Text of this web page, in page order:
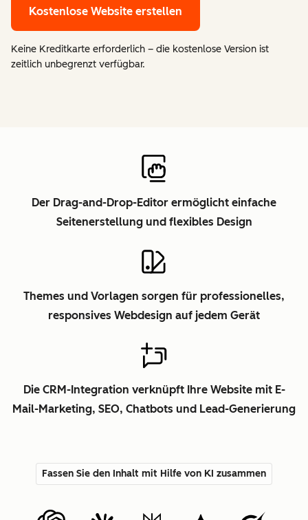
Kostenlose Website erstellen
Keine Kreditkarte erforderlich – die kostenlose Version ist
zeitlich unbegrenzt verfügbar.
Der Drag-and-Drop-Editor ermöglicht einfache
Seitenerstellung und flexibles Design
Themes und Vorlagen sorgen für professionelles,
responsives Webdesign auf jedem Gerät
Die CRM-Integration verknüpft Ihre Website mit E-
Mail-Marketing, SEO, Chatbots und Lead-Generierung
Fassen Sie den Inhalt mit Hilfe von KI zusammen